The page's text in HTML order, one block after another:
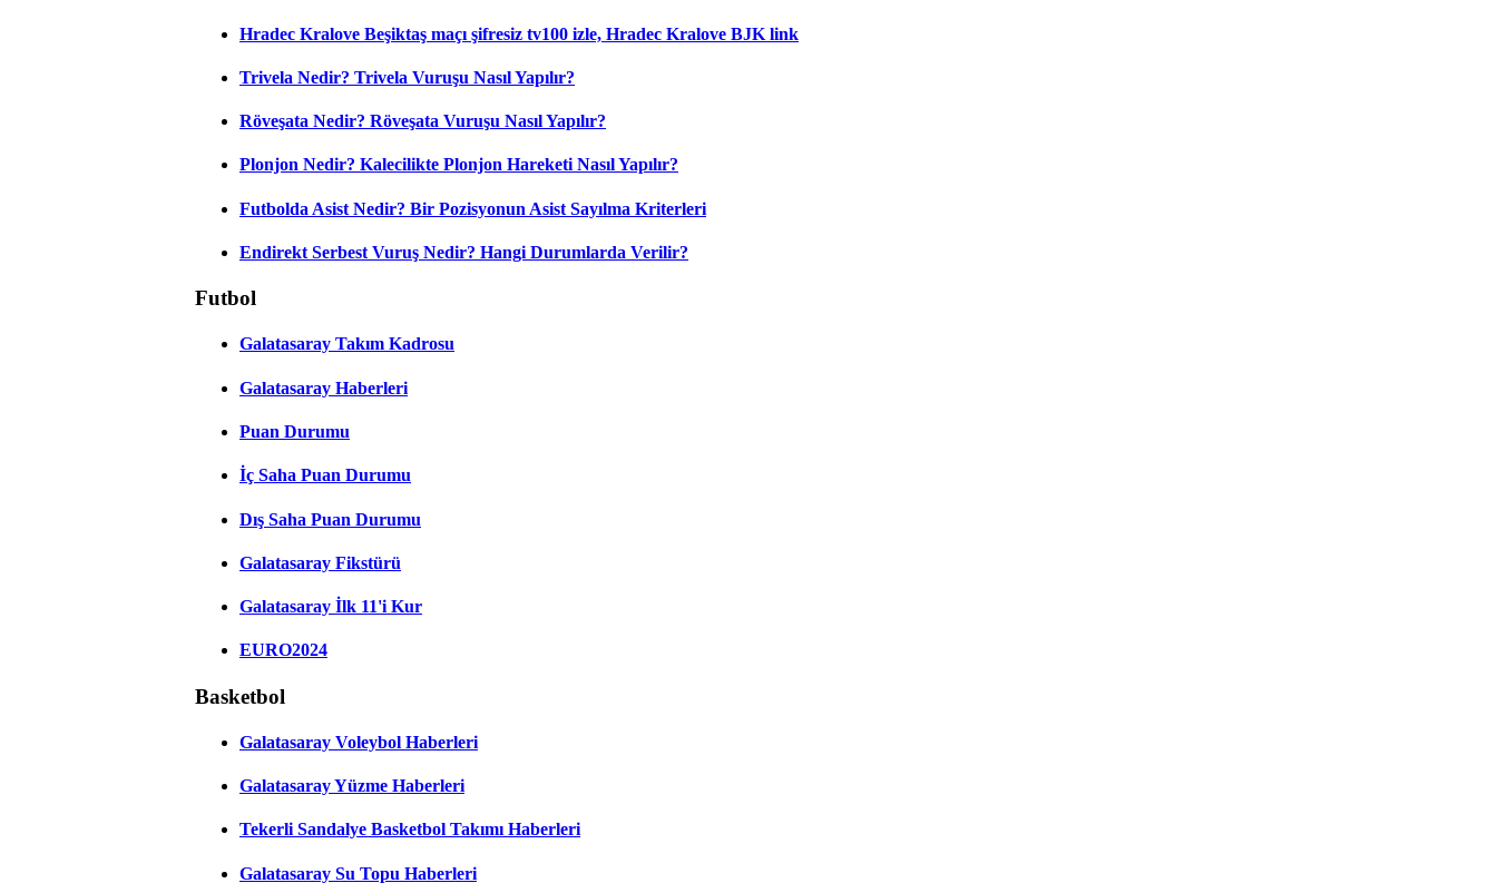
Hradec Kralove Beşiktaş maçı şifresiz tv100 izle, Hradec Kralove BJK link
Trivela Nedir? Trivela Vuruşu Nasıl Yapılır?
Röveşata Nedir? Röveşata Vuruşu Nasıl Yapılır?
Plonjon Nedir? Kalecilikte Plonjon Hareketi Nasıl Yapılır?
Futbolda Asist Nedir? Bir Pozisyonun Asist Sayılma Kriterleri
Endirekt Serbest Vuruş Nedir? Hangi Durumlarda Verilir?
Futbol
Galatasaray Takım Kadrosu
Galatasaray Haberleri
Puan Durumu
İç Saha Puan Durumu
Dış Saha Puan Durumu
Galatasaray Fikstürü
Galatasaray İlk 11'i Kur
EURO2024
Basketbol
Galatasaray Voleybol Haberleri
Galatasaray Yüzme Haberleri
Tekerli Sandalye Basketbol Takımı Haberleri
Galatasaray Su Topu Haberleri